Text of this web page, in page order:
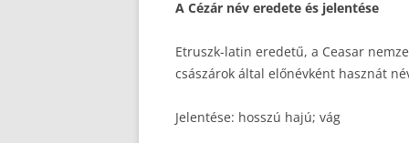
A Cézár név eredete és jelentése
Etruszk-latin eredetű, a Ceasar
császárok által előnévként hasznát
Jelentése: hosszú hajú; vág